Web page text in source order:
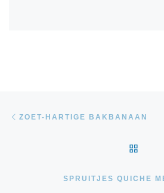
ZOET-HARTIGE BAKBANAAN
SPRUITJES QUICHE